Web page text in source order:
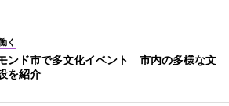
く
ンド市で多文化イベント 市内の多様な文
を紹介